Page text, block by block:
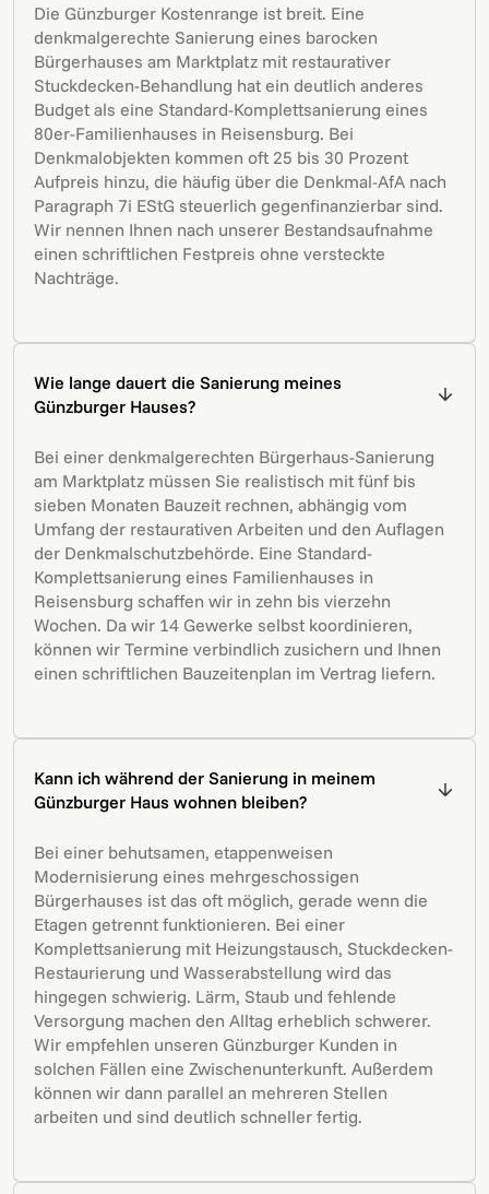
Die Günzburger Kostenrange ist breit. Eine
denkmalgerechte Sanierung eines barocken
Bürgerhauses am Marktplatz mit restaurativer
Stuckdecken-Behandlung hat ein deutlich anderes
Budget als eine Standard-Komplettsanierung eines
80er-Familienhauses in Reisensburg. Bei
Denkmalobjekten kommen oft 25 bis 30 Prozent
Aufpreis hinzu, die häufig über die Denkmal-AfA nach
Paragraph 7i EStG steuerlich gegenfinanzierbar sind.
Wir nennen Ihnen nach unserer Bestandsaufnahme
einen schriftlichen Festpreis ohne versteckte
Nachträge.
Wie lange dauert die Sanierung meines
Günzburger Hauses?
Bei einer denkmalgerechten Bürgerhaus-Sanierung
am Marktplatz müssen Sie realistisch mit fünf bis
sieben Monaten Bauzeit rechnen, abhängig vom
Umfang der restaurativen Arbeiten und den Auflagen
der Denkmalschutzbehörde. Eine Standard-
Komplettsanierung eines Familienhauses in
Reisensburg schaffen wir in zehn bis vierzehn
Wochen. Da wir 14 Gewerke selbst koordinieren,
können wir Termine verbindlich zusichern und Ihnen
einen schriftlichen Bauzeitenplan im Vertrag liefern.
Kann ich während der Sanierung in meinem
Günzburger Haus wohnen bleiben?
Bei einer behutsamen, etappenweisen
Modernisierung eines mehrgeschossigen
Bürgerhauses ist das oft möglich, gerade wenn die
Etagen getrennt funktionieren. Bei einer
Komplettsanierung mit Heizungstausch, Stuckdecken-
Restaurierung und Wasserabstellung wird das
hingegen schwierig. Lärm, Staub und fehlende
Versorgung machen den Alltag erheblich schwerer.
Wir empfehlen unseren Günzburger Kunden in
solchen Fällen eine Zwischenunterkunft. Außerdem
können wir dann parallel an mehreren Stellen
arbeiten und sind deutlich schneller fertig.